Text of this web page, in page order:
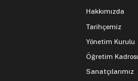
Hakkımızda
Tarihçemiz
Yönetim Kurulu
Öğretim
Sanatçılarımız